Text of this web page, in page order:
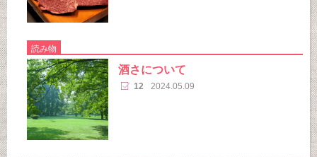
読み物
酒さについて
12 2024.05.09